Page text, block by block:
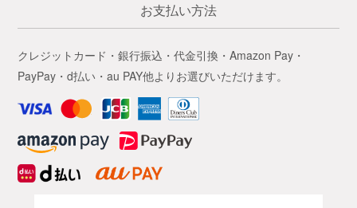
お支払い方法
クレジットカード・銀行振込・代金引換・Amazon Pay・
PayPay・d払い・au PAY他よりお選びいただけます。